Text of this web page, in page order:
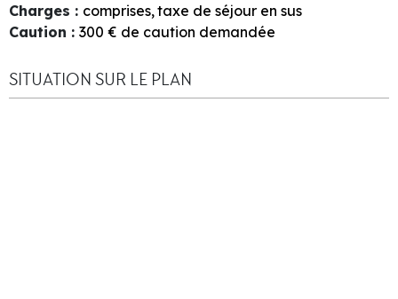
Charges : comprises taxe de séjour en sus
Caution : 300 € de caution demandée
SITUATION SUR LE PLAN